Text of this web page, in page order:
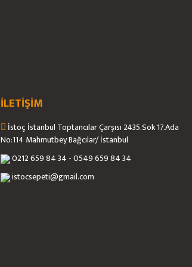
İLETİŞİM
İstoç İstanbul Toptancılar Çarşısı 2435.Sok 17.Ada
No:114 Mahmutbey Bağcılar/ İstanbul
0212 659 84 34 - 0549 659 84 34
istocsepeti@gmail.com